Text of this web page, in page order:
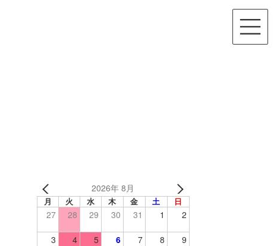
2026年 8月
月 火 水 木 金 土 日
27 28 29 30 31 1 2
3 4 5 6 7 8 9